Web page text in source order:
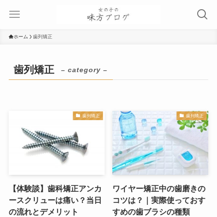
ホーム 歯列矯正
歯列矯正 – category –
歯列矯正
【体験談】歯科矯正アンカ
ースクリューは痛い？当日
の流れとデメリット
歯列矯正
ワイヤー矯正中の歯磨きの
コツは？｜実際使っておす
すめの歯ブラシの種類